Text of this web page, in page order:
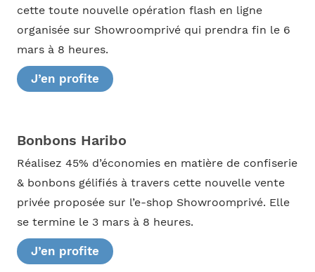
cette toute nouvelle opération flash en ligne
organisée sur Showroomprivé qui prendra fin le 6
mars à 8 heures.
J’en profite
Bonbons Haribo
Réalisez 45% d’économies en matière de confiserie
& bonbons gélifiés à travers cette nouvelle vente
privée proposée sur l’e-shop Showroomprivé. Elle
se termine le 3 mars à 8 heures.
J’en profite